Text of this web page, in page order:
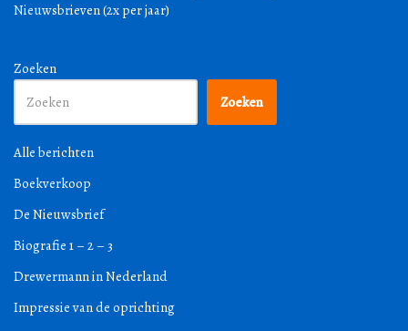
Nieuwsbrieven (2x per jaar)
Zoeken
Zoeken
Alle berichten
Boekverkoop
De Nieuwsbrief
Biografie 1 – 2 – 3
Drewermann in Nederland
Impressie van de oprichting